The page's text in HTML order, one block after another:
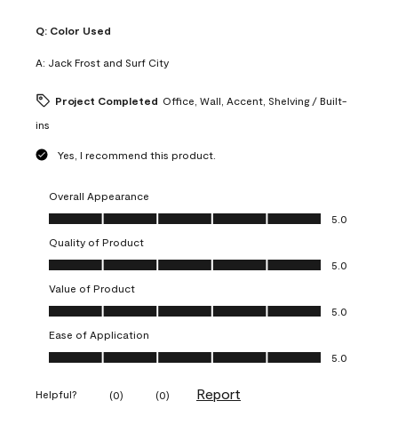
Q: Color Used
A: Jack Frost and Surf City
Project Completed Office, Wall, Accent, Shelving / Built-
ins
Yes, I recommend this product.
Overall Appearance
Overall Appearance, 5.0 out of 5
5.0
Quality of Product
Quality of Product, 5.0 out of 5
5.0
Value of Product
Value of Product, 5.0 out of 5
5.0
Ease of Application
Ease of Application, 5.0 out of 5
5.0
Helpful? (0) (0) Report